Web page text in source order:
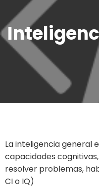
La inteligencia general
capacidades
resolver problemas,
CI o IQ)